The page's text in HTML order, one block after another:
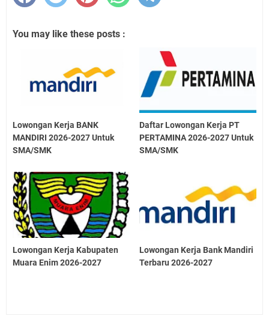
You may like these posts :
Lowongan Kerja BANK
MANDIRI 2026-2027 Untuk
SMA/SMK
Daftar Lowongan Kerja PT
PERTAMINA 2026-2027 Untuk
SMA/SMK
Lowongan Kerja Kabupaten
Muara Enim 2026-2027
Lowongan Kerja Bank Mandiri
Terbaru 2026-2027